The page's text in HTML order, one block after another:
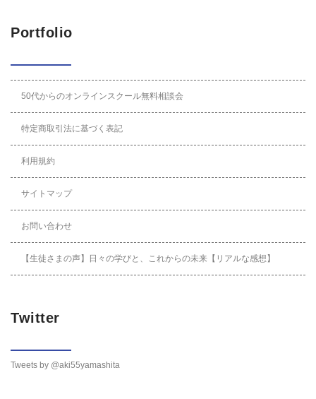
Portfolio
50代からのオンラインスクール無料相談会
特定商取引法に基づく表記
利用規約
サイトマップ
お問い合わせ
【生徒さまの声】日々の学びと、これからの未来【リアルな感想】
Twitter
Tweets by @aki55yamashita